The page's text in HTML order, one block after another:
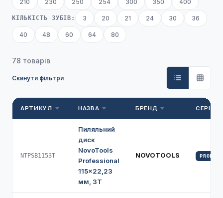
210 230 250 254 300 350 400
КІЛЬКІСТЬ ЗУБІВ: 3 20 21 24 30 36
40 48 60 64 80
78 товарів
Скинути фільтри
АРТИКУЛ НАЗВА БРЕНД СЕРІЯ
NTPSB1153T
Пиляльний
диск
NovoTools
Professional
115×22,23
мм, 3Т
NOVOTOOLS PROFI